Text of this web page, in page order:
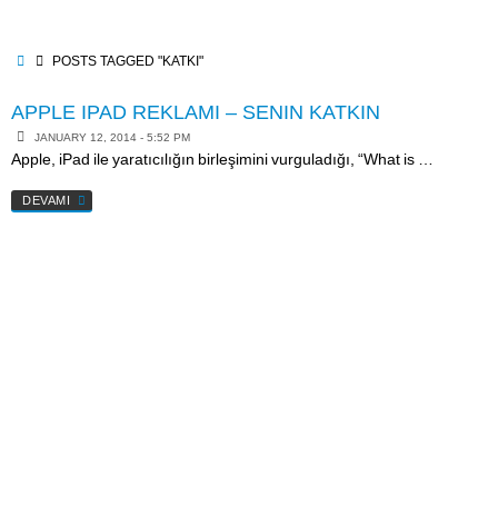
contentHOMEPOSTS TAGGED "KATKI"
APPLE IPAD REKLAMI – SENIN KATKIN
JANUARY 12, 2014 - 5:52 PM
Apple, iPad ile yaratıcılığın birleşimini vurguladığı, “What is …
DEVAMI